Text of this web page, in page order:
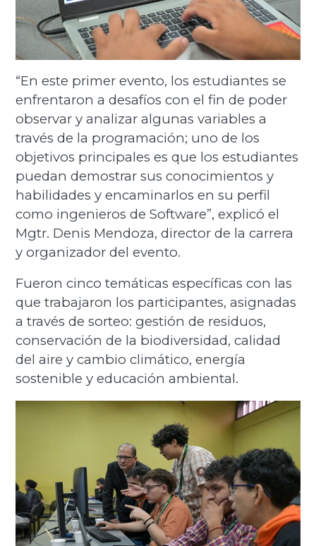
“En este primer evento, los estudiantes se
enfrentaron a desafíos con el fin de poder
observar y analizar algunas variables a
través de la programación; uno de los
objetivos principales es que los estudiantes
puedan demostrar sus conocimientos y
habilidades y encaminarlos en su perfil
como ingenieros de Software”, explicó el
Mgtr. Denis Mendoza, director de la carrera
y organizador del evento.
Fueron cinco temáticas específicas con las
que trabajaron los participantes, asignadas
a través de sorteo: gestión de residuos,
conservación de la biodiversidad, calidad
del aire y cambio climático, energía
sostenible y educación ambiental.